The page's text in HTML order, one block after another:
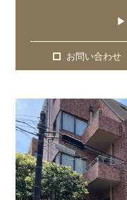
▶
お問い合わせ
お問い合わせ